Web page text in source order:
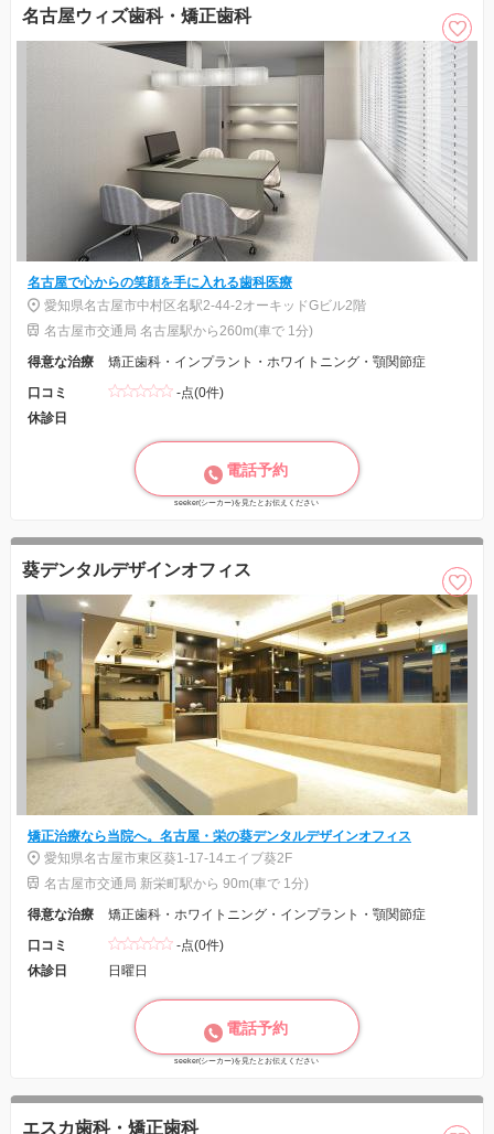
名古屋ウィズ歯科・矯正歯科
名古屋で心からの笑顔を手に入れる歯科医療
愛知県名古屋市中村区名駅2-44-2オーキッドGビル2階
名古屋市交通局 名古屋駅から260m(車で 1分)
得意な治療
矯正歯科・インプラント・ホワイトニング・顎関節症
口コミ
-点(0件)
休診日
電話予約
seeker(シーカー)を見たとお伝えください
葵デンタルデザインオフィス
矯正治療なら当院へ。名古屋・栄の葵デンタルデザインオフィス
愛知県名古屋市東区葵1-17-14エイブ葵2F
名古屋市交通局 新栄町駅から 90m(車で 1分)
得意な治療
矯正歯科・ホワイトニング・インプラント・顎関節症
口コミ
-点(0件)
休診日
日曜日
電話予約
seeker(シーカー)を見たとお伝えください
エスカ歯科・矯正歯科